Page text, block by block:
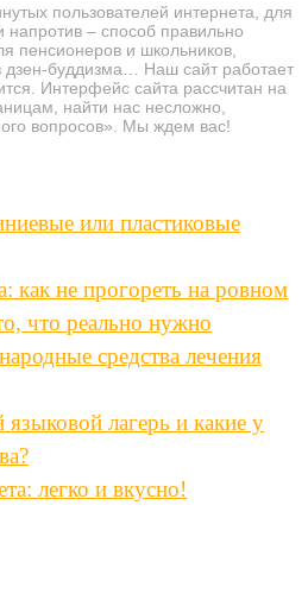
пользователей интернета, для
напротив – способ правильно
пенсионеров и школьников,
дзен-буддизма… Наш сайт работает
Интерфейс сайта рассчитан на
найти нас несложно,
вопросов». Мы ждем вас!
или пластиковые
как не прогореть на ровном
что реально нужно
средства лечения
языковой лагерь и какие у
легко и вкусно!